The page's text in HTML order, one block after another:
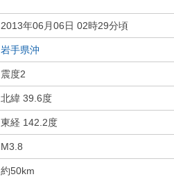
2013年06月06日 02時29分頃
岩手県沖
震度2
北緯 39.6度
東経 142.2度
M3.8
約50km